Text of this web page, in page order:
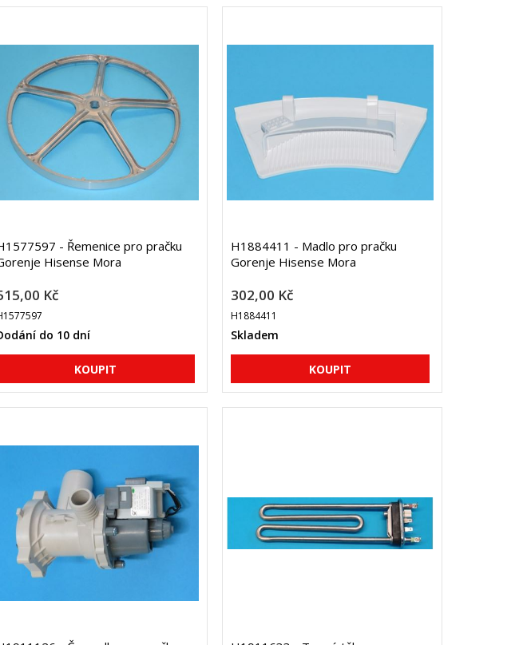
- Řemenice pro pračku
Hisense Mora
Kč
do 10 dní
H1884411 - Madlo pro pračku
Gorenje Hisense Mora
302,00 Kč
H1884411
Skladem